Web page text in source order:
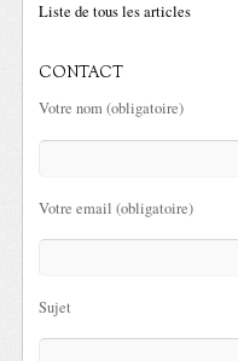
Liste de tous les articles
CONTACT
Votre nom (obligatoire)
Votre email (obligatoire)
Sujet